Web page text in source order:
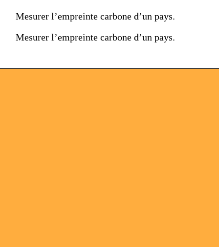
Mesurer l’empreinte carbone d’un pays.
Mesurer l’empreinte carbone d’un pays.